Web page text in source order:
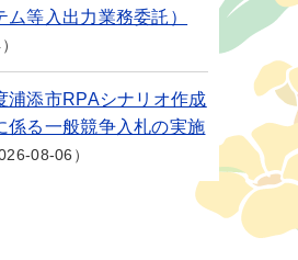
等入出力業務委託）
浦添市RPAシナリオ作成
係る一般競争入札の実施
08-06